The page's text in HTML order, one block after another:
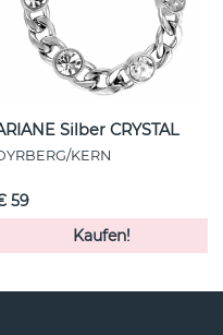
Silber CRYSTAL
KERN
59
Kaufen!